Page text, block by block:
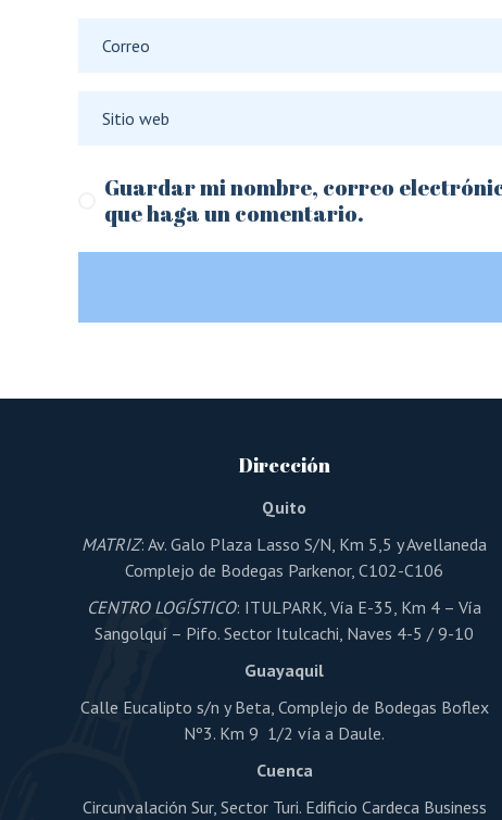
Guardar mi nombre, correo
que haga un comentario.
Dirección
Quito
MATRIZ: Av. Galo Plaza Lasso S/N, Km 5,5 y Avellaneda
Complejo de Bodegas Parkenor, C102-C106
CENTRO LOGÍSTICO: ITULPARK, Vía E-35, Km 4 – Vía
Sangolquí – Pifo. Sector Itulcachi, Naves 4-5 / 9-10
Guayaquil
Calle Eucalipto s/n y Beta, Complejo de Bodegas Boflex
Nº3. Km 9 1/2 vía a Daule.
Cuenca
Circunvalación Sur, Sector Turi. Edificio Cardeca Business